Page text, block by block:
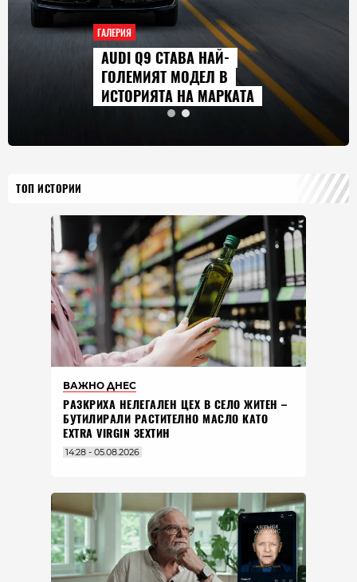
ГАЛЕРИЯ
AUDI Q9 СТАВА НАЙ-
ГОЛЕМИЯТ МОДЕЛ В
ИСТОРИЯТА НА МАРКАТА
ТОП ИСТОРИИ
ВАЖНО ДНЕС
РАЗКРИХА НЕЛЕГАЛЕН ЦЕХ В СЕЛО ЖИТЕН –
БУТИЛИРАЛИ РАСТИТЕЛНО МАСЛО КАТО
EXTRA VIRGIN ЗЕХТИН
14:28 - 05.08.2026